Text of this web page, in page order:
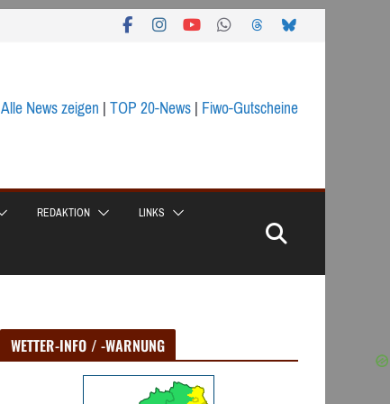
Alle News zeigen|TOP 20-News|Fiwo-Gutscheine
REDAKTION LINKS
WETTER-INFO / -WARNUNG